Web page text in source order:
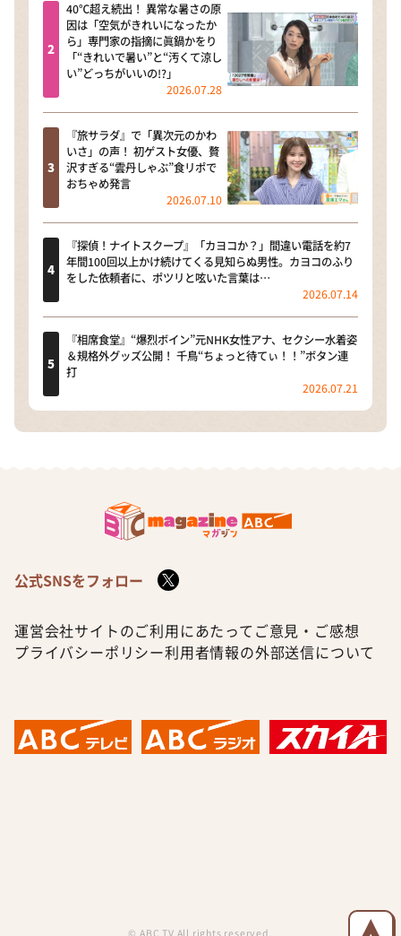
40℃超え続出！ 異常な暑さの原
因は「空気がきれいになったか
ら」専門家の指摘に眞鍋かをり
「“きれいで暑い”と“汚くて涼し
い”どっちがいいの!?」
2026.07.28
『旅サラダ』で「異次元のかわ
いさ」の声！ 初ゲスト女優、贅
沢すぎる“雲丹しゃぶ”食リポで
おちゃめ発言
2026.07.10
『探偵！ナイトスクープ』「カヨコか？」間違い電話を約7
年間100回以上かけ続けてくる見知らぬ男性。カヨコのふり
をした依頼者に、ポツリと呟いた言葉は…
2026.07.14
『相席食堂』“爆烈ボイン”元NHK女性アナ、セクシー水着姿
＆規格外グッズ公開！ 千鳥“ちょっと待てぃ！！”ボタン連
打
2026.07.21
公式SNSをフォロー
運営会社サイトのご利用にあたって ご意見・ご感想
プライバシーポリシー利用者情報の外部送信について
© ABC TV All rights reserved.